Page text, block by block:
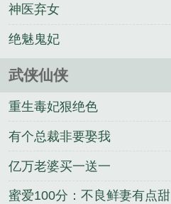
神医弃女
绝魅鬼妃
武侠仙侠
重生毒妃狠绝色
有个总裁非要娶我
亿万老婆买一送一
蜜爱100分：不良鲜妻有点甜